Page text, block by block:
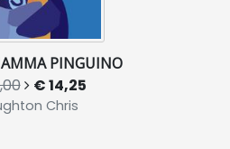
PINGUINO
€ 14,25
Chris